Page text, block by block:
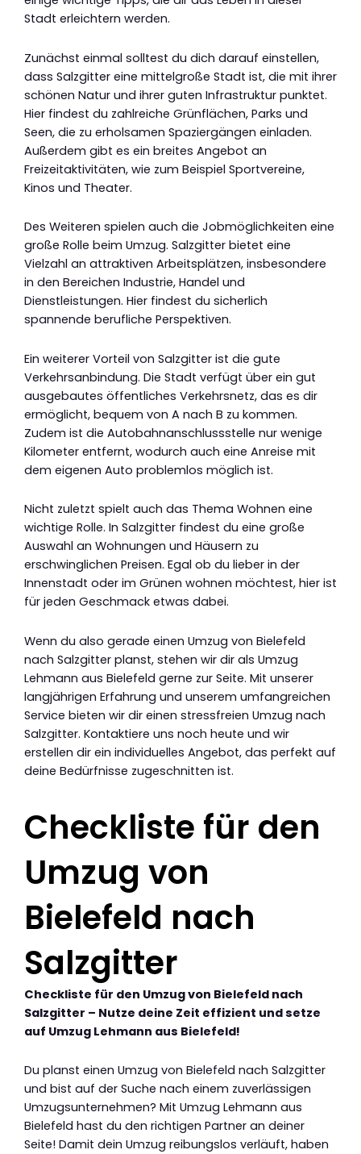
Stadt erleichtern werden.
Zunächst einmal solltest du dich darauf einstellen,
dass Salzgitter eine mittelgroße Stadt ist, die mit ihrer
schönen Natur und ihrer guten Infrastruktur punktet.
Hier findest du zahlreiche Grünflächen, Parks und
Seen, die zu erholsamen Spaziergängen einladen.
Außerdem gibt es ein breites Angebot an
Freizeitaktivitäten, wie zum Beispiel Sportvereine,
Kinos und Theater.
Des Weiteren spielen auch die Jobmöglichkeiten eine
große Rolle beim Umzug. Salzgitter bietet eine
Vielzahl an attraktiven Arbeitsplätzen, insbesondere
in den Bereichen Industrie, Handel und
Dienstleistungen. Hier findest du sicherlich
spannende berufliche Perspektiven.
Ein weiterer Vorteil von Salzgitter ist die gute
Verkehrsanbindung. Die Stadt verfügt über ein gut
ausgebautes öffentliches Verkehrsnetz, das es dir
ermöglicht, bequem von A nach B zu kommen.
Zudem ist die Autobahnanschlussstelle nur wenige
Kilometer entfernt, wodurch auch eine Anreise mit
dem eigenen Auto problemlos möglich ist.
Nicht zuletzt spielt auch das Thema Wohnen eine
wichtige Rolle. In Salzgitter findest du eine große
Auswahl an Wohnungen und Häusern zu
erschwinglichen Preisen. Egal ob du lieber in der
Innenstadt oder im Grünen wohnen möchtest, hier ist
für jeden Geschmack etwas dabei.
Wenn du also gerade einen Umzug von Bielefeld
nach Salzgitter planst, stehen wir dir als Umzug
Lehmann aus Bielefeld gerne zur Seite. Mit unserer
langjährigen Erfahrung und unserem umfangreichen
Service bieten wir dir einen stressfreien Umzug nach
Salzgitter. Kontaktiere uns noch heute und wir
erstellen dir ein individuelles Angebot, das perfekt auf
deine Bedürfnisse zugeschnitten ist.
Checkliste für den
Umzug von
Bielefeld nach
Salzgitter
Checkliste für den Umzug von Bielefeld nach
Salzgitter – Nutze deine Zeit effizient und setze
auf Umzug Lehmann aus Bielefeld!
Du planst einen Umzug von Bielefeld nach Salzgitter
und bist auf der Suche nach einem zuverlässigen
Umzugsunternehmen? Mit Umzug Lehmann aus
Bielefeld hast du den richtigen Partner an deiner
Seite! Damit dein Umzug reibungslos verläuft, haben